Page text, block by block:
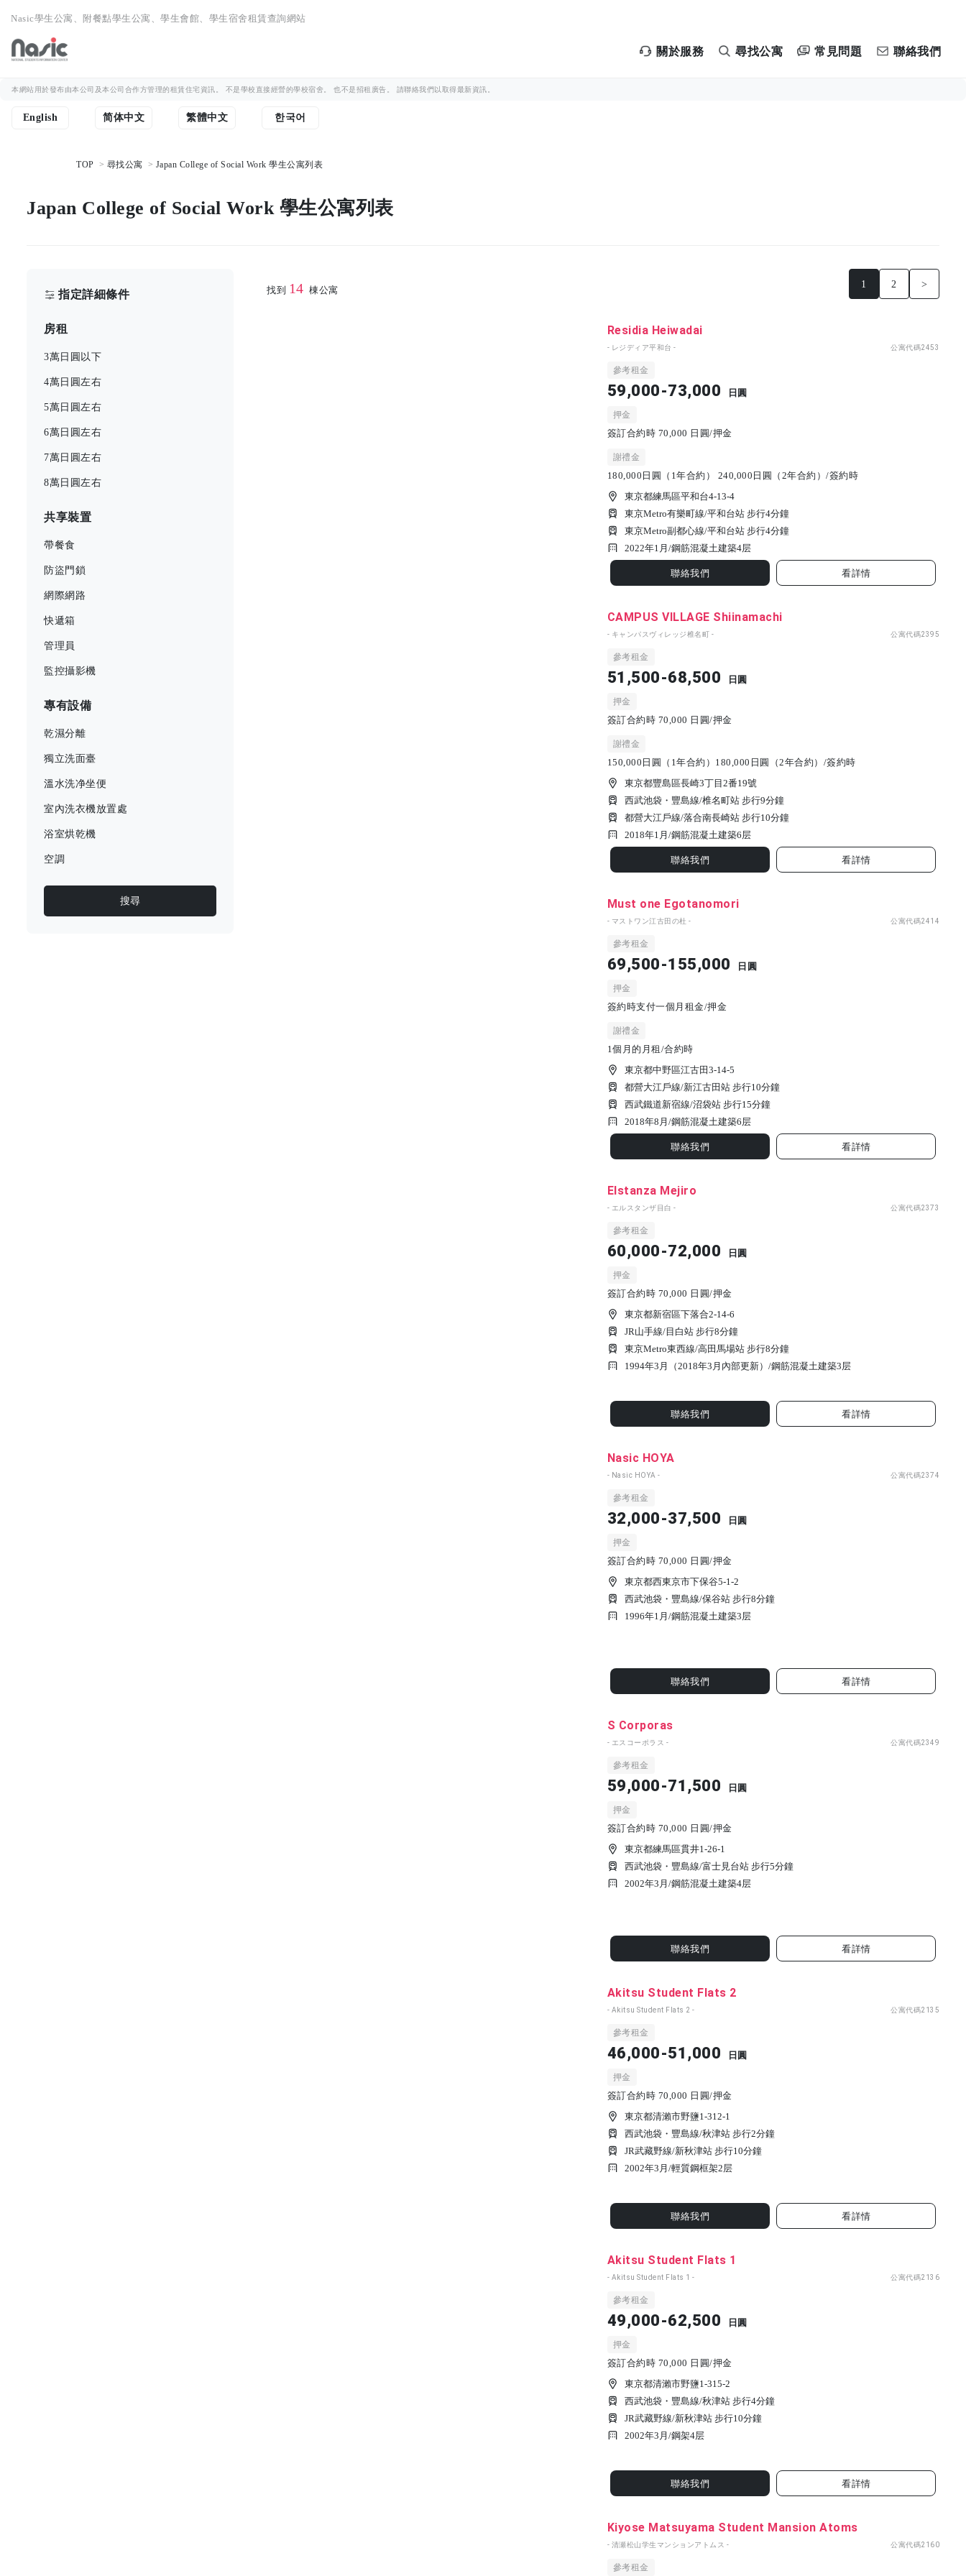
Nasic學生公寓、附餐點學生公寓、學生會館、學生宿舍租賃查詢網站
關於服務 尋找公寓 常見問題 聯絡我們
本網站用於發布由本公司及本公司合作方管理的租賃住宅資訊。 不是學校直接經營的學校宿舍。 也不是招租廣告。 請聯絡我們以取得最新資訊。
English 简体中文 繁體中文 한국어
TOP 尋找公寓 Japan College of Social Work 學生公寓列表
Japan College of Social Work 學生公寓列表
指定詳細條件
房租
3萬日圓以下
4萬日圓左右
5萬日圓左右
6萬日圓左右
7萬日圓左右
8萬日圓左右
共享裝置
帶餐食
防盜門鎖
網際網路
快遞箱
管理員
監控攝影機
專有設備
乾濕分離
獨立洗面臺
溫水洗净坐便
室內洗衣機放置處
浴室烘乾機
空調
搜尋
找到 14 棟公寓
1 2 >
Residia Heiwadai
- レジディア平和台 - 公寓代碼2453
參考租金
59,000-73,000 日圓
押金
簽訂合約時 70,000 日圓/押金
謝禮金
180,000日圓（1年合約） 240,000日圓（2年合約）/簽約時
東京都練馬區平和台4-13-4
東京Metro有樂町線/平和台站 步行4分鐘
東京Metro副都心線/平和台站 步行4分鐘
2022年1月/鋼筋混凝土建築4层
聯絡我們 看詳情
CAMPUS VILLAGE Shiinamachi
- キャンパスヴィレッジ椎名町 - 公寓代碼2395
參考租金
51,500-68,500 日圓
押金
簽訂合約時 70,000 日圓/押金
謝禮金
150,000日圓（1年合約）180,000日圓（2年合約）/簽約時
東京都豐島區長崎3丁目2番19號
西武池袋・豐島線/椎名町站 步行9分鐘
都營大江戶線/落合南長崎站 步行10分鐘
2018年1月/鋼筋混凝土建築6层
聯絡我們 看詳情
Must one Egotanomori
- マストワン江古田の杜 - 公寓代碼2414
參考租金
69,500-155,000 日圓
押金
簽約時支付一個月租金/押金
謝禮金
1個月的月租/合約時
東京都中野區江古田3-14-5
都營大江戶線/新江古田站 步行10分鐘
西武鐵道新宿線/沼袋站 步行15分鐘
2018年8月/鋼筋混凝土建築6层
聯絡我們 看詳情
Elstanza Mejiro
- エルスタンザ目白 - 公寓代碼2373
參考租金
60,000-72,000 日圓
押金
簽訂合約時 70,000 日圓/押金
東京都新宿區下落合2-14-6
JR山手線/目白站 步行8分鐘
東京Metro東西線/高田馬場站 步行8分鐘
1994年3月（2018年3月內部更新）/鋼筋混凝土建築3层
聯絡我們 看詳情
Nasic HOYA
- Nasic HOYA - 公寓代碼2374
參考租金
32,000-37,500 日圓
押金
簽訂合約時 70,000 日圓/押金
東京都西東京市下保谷5-1-2
西武池袋・豐島線/保谷站 步行8分鐘
1996年1月/鋼筋混凝土建築3层
聯絡我們 看詳情
S Corporas
- エスコーポラス - 公寓代碼2349
參考租金
59,000-71,500 日圓
押金
簽訂合約時 70,000 日圓/押金
東京都練馬區貫井1-26-1
西武池袋・豐島線/富士見台站 步行5分鐘
2002年3月/鋼筋混凝土建築4层
聯絡我們 看詳情
Akitsu Student Flats 2
- Akitsu Student Flats 2 - 公寓代碼2135
參考租金
46,000-51,000 日圓
押金
簽訂合約時 70,000 日圓/押金
東京都清瀨市野鹽1-312-1
西武池袋・豐島線/秋津站 步行2分鐘
JR武藏野線/新秋津站 步行10分鐘
2002年3月/輕質鋼框架2层
聯絡我們 看詳情
Akitsu Student Flats 1
- Akitsu Student Flats 1 - 公寓代碼2136
參考租金
49,000-62,500 日圓
押金
簽訂合約時 70,000 日圓/押金
東京都清瀨市野鹽1-315-2
西武池袋・豐島線/秋津站 步行4分鐘
JR武藏野線/新秋津站 步行10分鐘
2002年3月/鋼架4层
聯絡我們 看詳情
Kiyose Matsuyama Student Mansion Atoms
- 清瀬松山学生マンションアトムス - 公寓代碼2160
參考租金